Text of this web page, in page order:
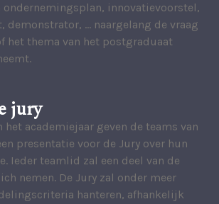
ondernemingsplan, innovatievoorstel,
demonstrator, … naargelang de vraag
het thema van het postgraduaat
jury
het academiejaar geven de teams van
presentatie voor de Jury over hun
Ieder teamlid zal een deel van de
nemen. De Jury zal onder meer
hanteren, afhankelijk